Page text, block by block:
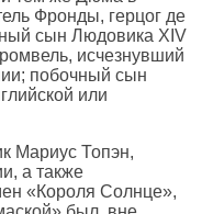
Фронды, герцог де
сын Людовика XIV
исчезнувший
побочный сын
или
Мариус Топэн,
а также
«Короля Солнце»,